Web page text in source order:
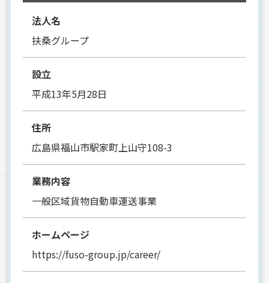
法人名
扶桑グループ
設立
平成13年5月28日
住所
広島県福山市駅家町上山守108-3
業務内容
一般区域貨物自動車運送事業
ホームページ
https://fuso-group.jp/career/